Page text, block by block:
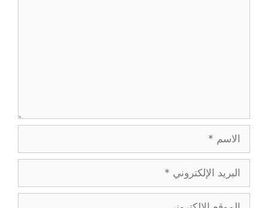
الاسم
البريد
الإلكتروني
الموقع